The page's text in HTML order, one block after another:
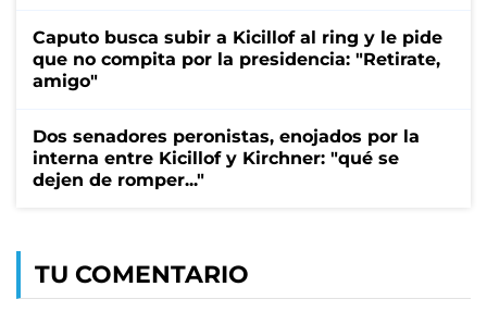
Caputo busca subir a Kicillof al ring y le pide
que no compita por la presidencia: "Retirate,
amigo"
Dos senadores peronistas, enojados por la
interna entre Kicillof y Kirchner: "qué se
dejen de romper..."
TU COMENTARIO